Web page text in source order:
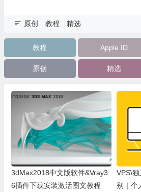
原创 教程 精选
教程 Apple ID
原创 精选
3dMax2018中文版软件&Vray3.
6插件下载安装激活图文教程
VPS\
别｜个